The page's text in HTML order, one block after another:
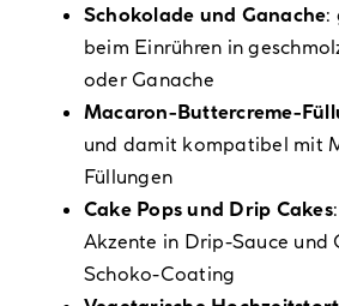
Schokolade und Ganache:
beim Einrühren in
oder Ganache
Macaron-Buttercreme-
und damit kompatibel mit
Füllungen
Cake Pops und Drip Cakes
Akzente in Drip-Sauce und
Schoko-Coating